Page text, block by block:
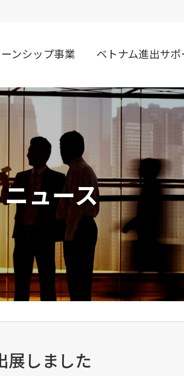
ンシップ事業 ベトナム進出サ
ニュース
展しました